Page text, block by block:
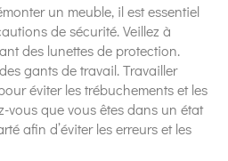
un meuble, il est essentiel
de sécurité. Veillez à
des lunettes de protection.
gants de travail. Travailler
éviter les trébuchements et les
vous que vous êtes dans un état
afin d’éviter les erreurs et les